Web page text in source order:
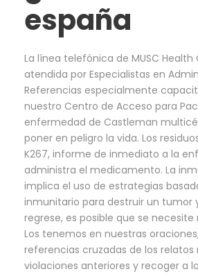
españa
La línea telefónica de MUSC
atendida por Especialistas en
Referencias especialmente
nuestro Centro de Acceso para
enfermedad de Castleman
poner en peligro la vida. Los
K267, informe de inmediato a la
administra el medicamento. La
implica el uso de estrategias
inmunitario para destruir un tumor
regrese, es posible que se
Los tenemos en nuestras
referencias cruzadas de los relatos
violaciones anteriores y recoger a